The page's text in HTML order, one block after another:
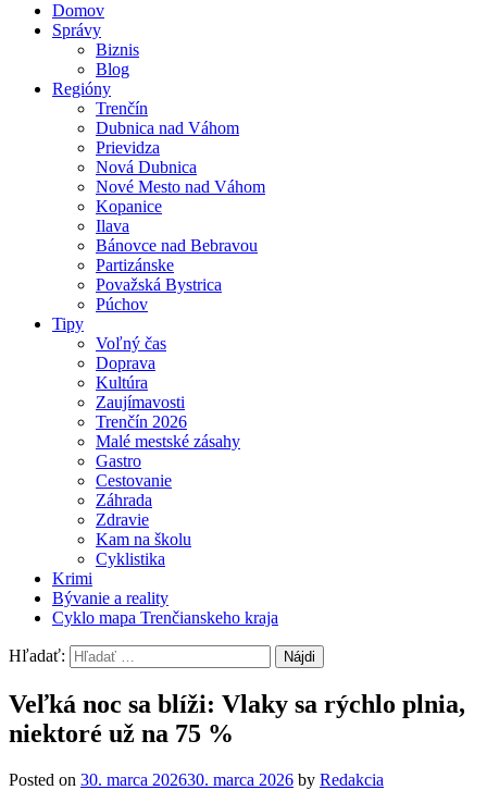
Domov
Správy
Biznis
Blog
Regióny
Trenčín
Dubnica nad Váhom
Prievidza
Nová Dubnica
Nové Mesto nad Váhom
Kopanice
Ilava
Bánovce nad Bebravou
Partizánske
Považská Bystrica
Púchov
Tipy
Voľný čas
Doprava
Kultúra
Zaujímavosti
Trenčín 2026
Malé mestské zásahy
Gastro
Cestovanie
Záhrada
Zdravie
Kam na školu
Cyklistika
Krimi
Bývanie a reality
Cyklo mapa Trenčianskeho kraja
Hľadať:
Veľká noc sa blíži: Vlaky sa rýchlo plnia,
niektoré už na 75 %
Posted on 30. marca 202630. marca 2026 by Redakcia